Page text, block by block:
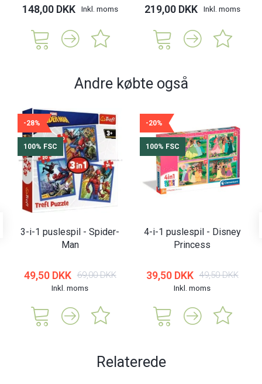
148,00 DKK Inkl. moms 219,00 DKK Inkl. moms
Andre købte også
-28%
100% FSC
3-i-1 puslespil - Spider-
Man
49,50 DKK 69,00 DKK
Inkl. moms
-20%
100% FSC
4-i-1 puslespil - Disney
Princess
39,50 DKK 49,50 DKK
Inkl. moms
Relaterede